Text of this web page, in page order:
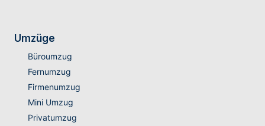
Umzüge
Büroumzug
Fernumzug
Firmenumzug
Mini Umzug
Privatumzug